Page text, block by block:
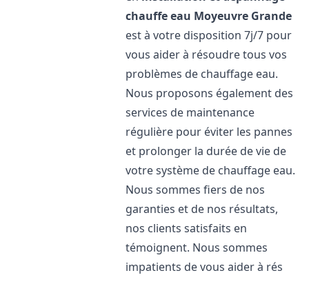
chauffe eau Moyeuvre Grande
est à votre disposition 7j/7 pour
vous aider à résoudre tous vos
problèmes de chauffage eau.
Nous proposons également des
services de maintenance
régulière pour éviter les pannes
et prolonger la durée de vie de
votre système de chauffage eau.
Nous sommes fiers de nos
garanties et de nos résultats,
nos clients satisfaits en
témoignent. Nous sommes
impatients de vous aider à rés